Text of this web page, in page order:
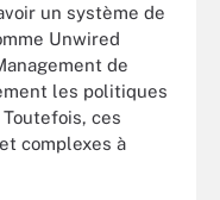
un système de
Unwired
de
les politiques
ces
complexes à